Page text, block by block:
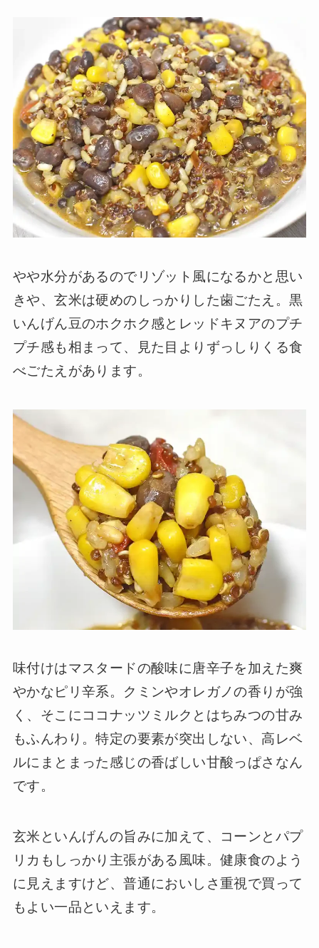
やや水分があるのでリゾット風になるかと思い
きや、玄米は硬めのしっかりした歯ごたえ。黒
いんげん豆のホクホク感とレッドキヌアのプチ
プチ感も相まって、見た目よりずっしりくる食
べごたえがあります。
味付けはマスタードの酸味に唐辛子を加えた爽
やかなピリ辛系。クミンやオレガノの香りが強
く、そこにココナッツミルクとはちみつの甘み
もふんわり。特定の要素が突出しない、高レベ
ルにまとまった感じの香ばしい甘酸っぱさなん
です。
玄米といんげんの旨みに加えて、コーンとパプ
リカもしっかり主張がある風味。健康食のよう
に見えますけど、普通においしさ重視で買って
もよい一品といえます。